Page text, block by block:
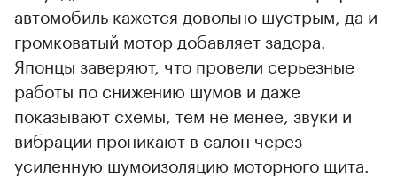
автомобиль кажется довольно шустрым, да и
громковатый мотор добавляет задора.
Японцы заверяют, что провели серьезные
работы по снижению шумов и даже
показывают схемы, тем не менее, звуки и
вибрации проникают в салон через
усиленную шумоизоляцию моторного щита.